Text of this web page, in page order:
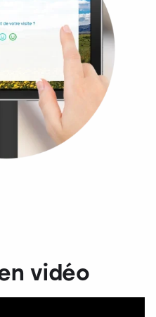
vidéo